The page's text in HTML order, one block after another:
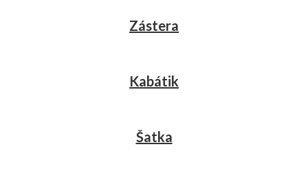
Zástera
Kabátik
Šatka